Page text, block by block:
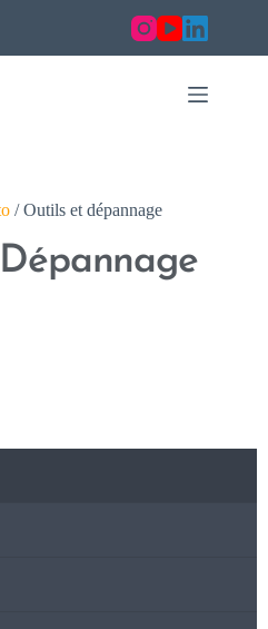
/ Outils et dépannage